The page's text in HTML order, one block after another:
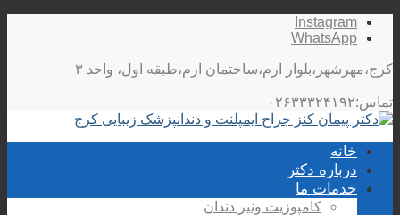
Instagram
WhatsApp
کرج،مهرشهر،بلوار ارم،ساختمان ارم،طبقه اول، واحد ۳
تماس:۰۲۶۳۳۳۲۴۱۹۲
خانه
درباره دکتر
خدمات ما
کامپوزیت ونیر دندان